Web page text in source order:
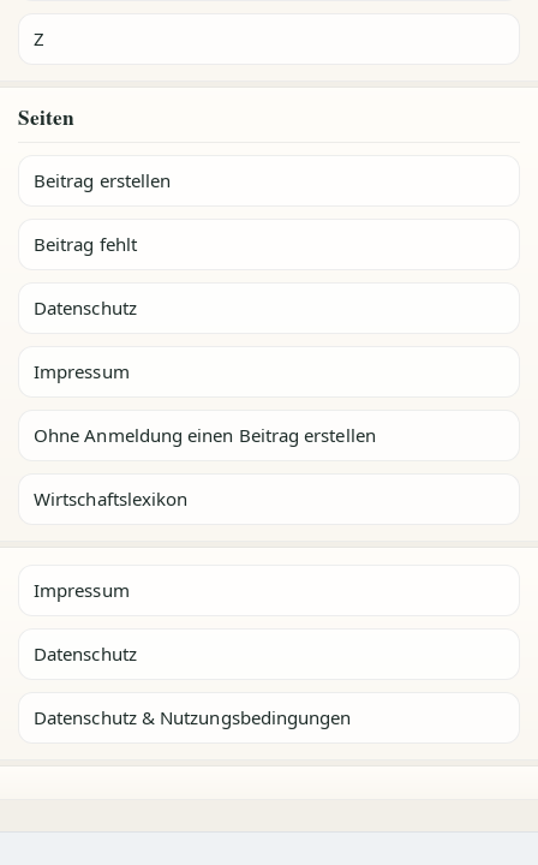
Z
Seiten
Beitrag erstellen
Beitrag fehlt
Datenschutz
Impressum
Ohne Anmeldung einen Beitrag erstellen
Wirtschaftslexikon
Impressum
Datenschutz
Datenschutz & Nutzungsbedingungen